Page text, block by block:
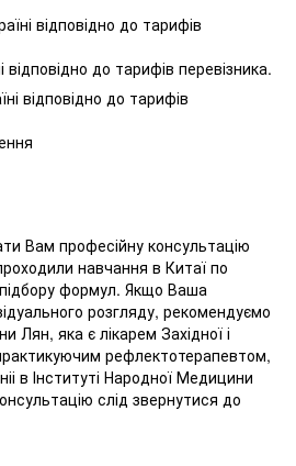
відповідно до тарифів
до тарифів перевізника.
відповідно до тарифів
Вам професійну консультацію
навчання в Китаї по
формул. Якщо Ваша
розгляду, рекомендуємо
Лян, яка є лікарем Західної і
рефлектотерапевтом,
в Інституті Народної Медицини
слід звернутися до